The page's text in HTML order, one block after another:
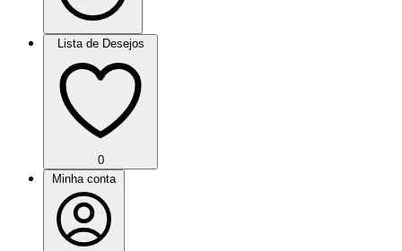
Lista de Desejos
0
Minha conta